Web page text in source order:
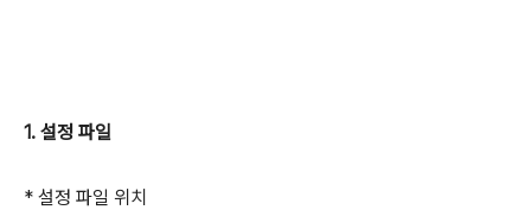
1. 설정 파일
* 설정 파일 위치